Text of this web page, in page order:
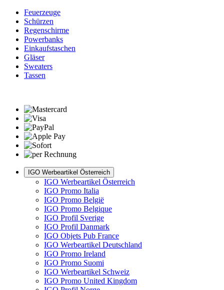
Feuerzeuge
Schürzen
Regenschirme
Powerbanks
Einkaufstaschen
Gläser
Sweaters
Tassen
IGO Werbeartikel Österreich
IGO Werbeartikel Österreich
IGO Promo Italia
IGO Promo België
IGO Promo Belgique
IGO Profil Sverige
IGO Profil Danmark
IGO Objets Pub France
IGO Werbeartikel Deutschland
IGO Promo Ireland
IGO Promo Suomi
IGO Werbeartikel Schweiz
IGO Promo United Kingdom